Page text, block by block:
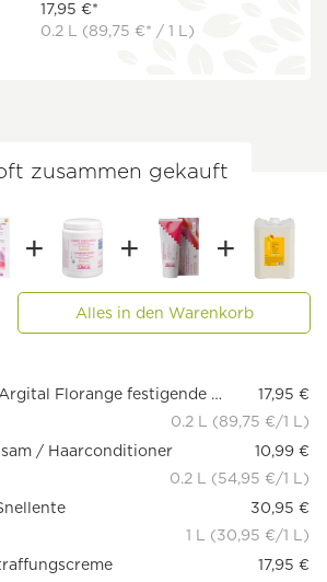
17,95 €*
0.2 L (89,75 €* / 1 L)
zusammen gekauft
Alles in den Warenkorb
Dieser Artikel: Argital Florange festigende Creme
17,95 €
0.2 L (89,75 €/1 L)
/ Haarconditioner
10,99 €
0.2 L (54,95 €/1 L)
30,95 €
1 L (30,95 €/1 L)
17,95 €